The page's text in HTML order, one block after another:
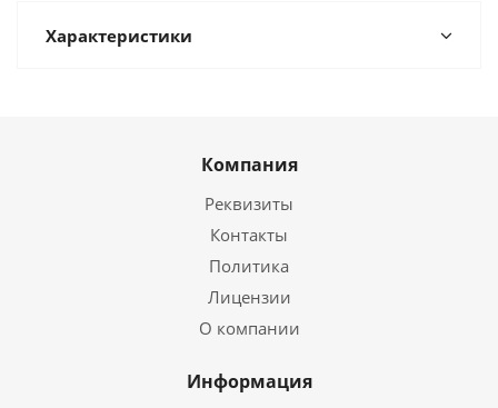
Характеристики
Компания
Реквизиты
Контакты
Политика
Лицензии
О компании
Информация